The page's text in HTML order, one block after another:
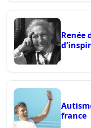
Renée
france